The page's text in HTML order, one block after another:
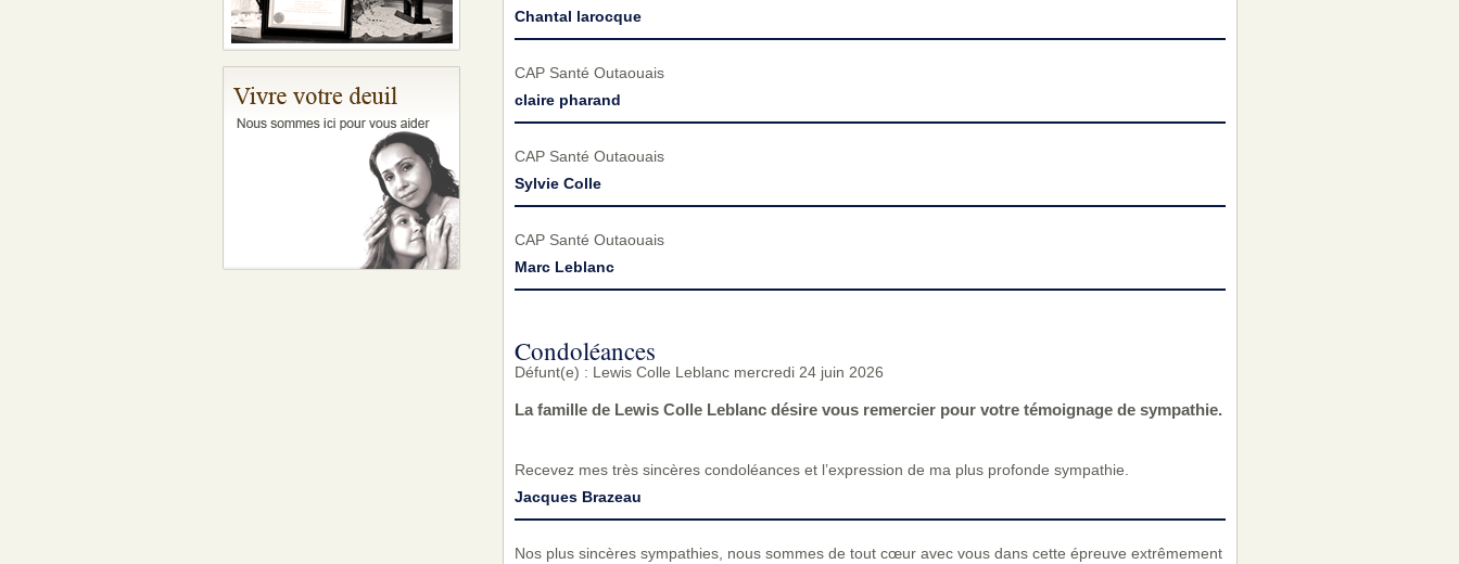
Chantal larocque
CAP Santé Outaouais
claire pharand
CAP Santé Outaouais
Sylvie Colle
CAP Santé Outaouais
Marc Leblanc
Condoléances
Défunt(e) : Lewis Colle Leblanc mercredi 24 juin 2026
La famille de Lewis Colle Leblanc désire vous remercier pour votre témoignage de sympathie.
Recevez mes très sincères condoléances et l’expression de ma plus profonde sympathie.
Jacques Brazeau
Nos plus sincères sympathies, nous sommes de tout cœur avec vous dans cette épreuve extrêmement